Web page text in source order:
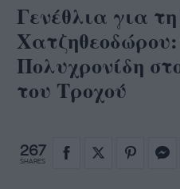
Γενέθλια για
Πολυχρονίδη
του Τροχού
267
SHARES